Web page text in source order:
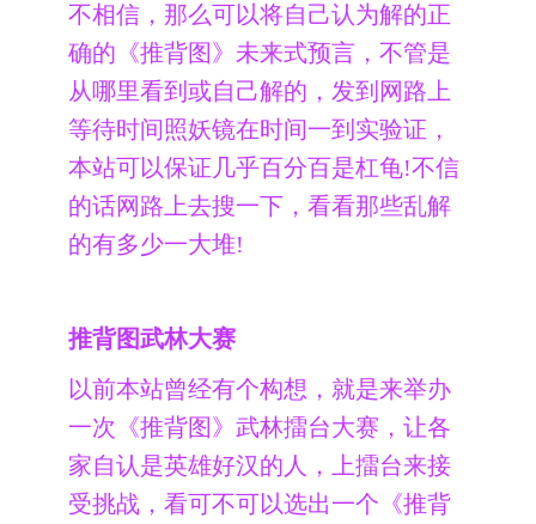
不相信，那么可以将自己认为解的正
确的《推背图》未来式预言，不管是
从哪里看到或自己解的，发到网路上
等待时间照妖镜在时间一到实验证，
本站可以保证几乎百分百是杠龟!不信
的话网路上去搜一下，看看那些乱解
的有多少一大堆!
推背图武林大赛
以前本站曾经有个构想，就是来举办
一次《推背图》武林擂台大赛，让各
家自认是英雄好汉的人，上擂台来接
受挑战，看可不可以选出一个《推背